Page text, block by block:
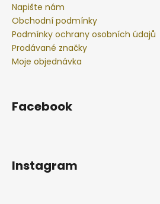
Napište nám
Obchodní podmínky
Podmínky ochrany osobních údajů
Prodávané značky
Moje objednávka
Facebook
Instagram